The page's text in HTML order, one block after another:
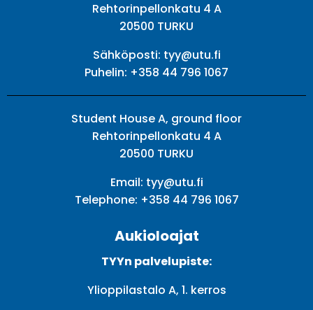
Rehtorinpellonkatu 4 A
20500 TURKU
Sähköposti: tyy@utu.fi
Puhelin: +358 44 796 1067
Student House A, ground floor
Rehtorinpellonkatu 4 A
20500 TURKU
Email: tyy@utu.fi
Telephone: +358 44 796 1067
Aukioloajat
TYYn palvelupiste:
Ylioppilastalo A, 1. kerros